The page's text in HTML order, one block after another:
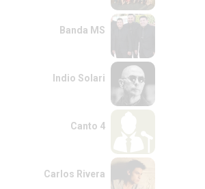
Banda MS
Indio Solari
Canto 4
Carlos Rivera